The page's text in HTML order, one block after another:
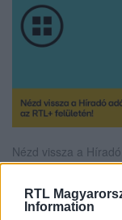
RTL
Information
Nézd vissza a